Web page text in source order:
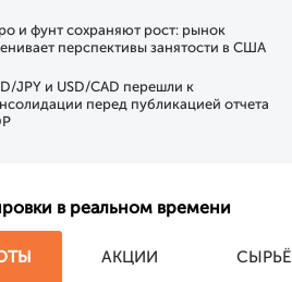
и фунт сохраняют рост: рынок
перспективы занятости в США
JPY и USD/CAD перешли к
перед публикацией отчета
в реальном времени
АКЦИИ СЫРЬЁ